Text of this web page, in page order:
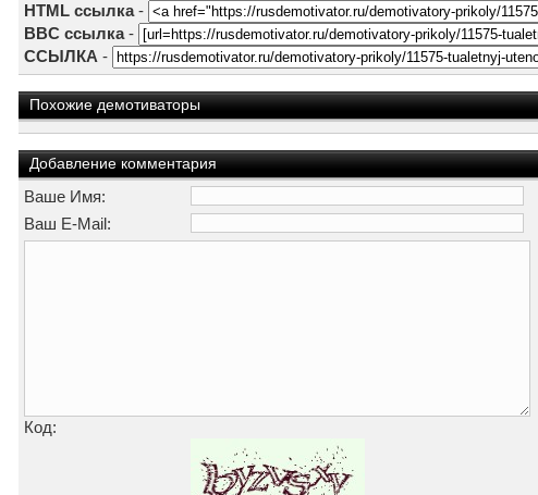
HTML ссылка-
BBC ссылка-
ССЫЛКА -
Похожие демотиваторы
Добавление комментария
Ваше Имя:
Ваш E-Mail:
Код: